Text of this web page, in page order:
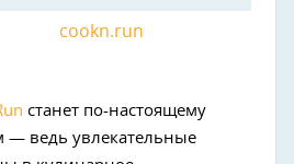
cookn.run
станет по-настоящему
— ведь увлекательные